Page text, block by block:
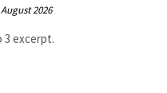
2026
3 excerpt.